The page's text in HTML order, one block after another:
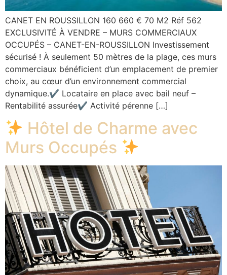
CANET EN ROUSSILLON 160 660 € 70 M2 Réf 562
EXCLUSIVITÉ À VENDRE – MURS COMMERCIAUX
OCCUPÉS – CANET-EN-ROUSSILLON Investissement
sécurisé ! À seulement 50 mètres de la plage, ces murs
commerciaux bénéficient d’un emplacement de premier
choix, au cœur d’un environnement commercial
dynamique.✔ Locataire en place avec bail neuf –
Rentabilité assurée✔ Activité pérenne […]
Hôtel de Charme avec
Murs Occupés